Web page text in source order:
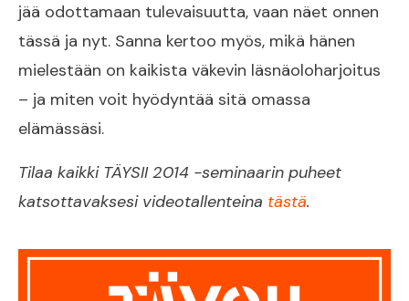
jää odottamaan tulevaisuutta, vaan näet onnen
tässä ja nyt. Sanna kertoo myös, mikä hänen
mielestään on kaikista väkevin läsnäoloharjoitus
– ja miten voit hyödyntää sitä omassa
elämässäsi.
Tilaa kaikki TÄYSII 2014 -seminaarin puheet
katsottavaksesi videotallenteina tästä.